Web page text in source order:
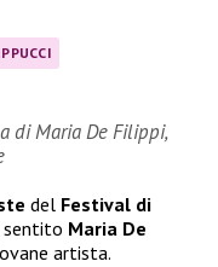
di Maria De Filippi,
del Festival di
sentito Maria De
artista.